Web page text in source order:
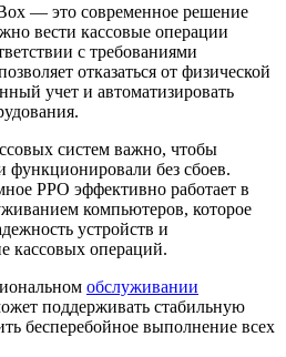
— это современное решение
вести кассовые операции
с требованиями
отказаться от физической
учет и автоматизировать
систем важно, чтобы
функционировали без сбоев.
РРО эффективно работает в
компьютеров, которое
устройств и
кассовых операций.
обслуживании
поддерживать стабильную
бесперебойное выполнение всех